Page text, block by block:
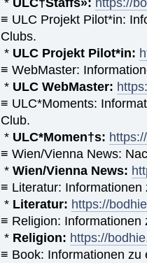
* ULC†Staffs»: https://
≡ ULC Projekt Pilot*in:
Clubs.
* ULC Projekt Pilot*in:
≡ WebMaster:
* ULC WebMaster:
≡ ULC*Moments:
Club.
* ULC*Momen†s:
≡ Wien/Vienna News:
*Wien/Vienna News:
≡ Literatur:
* Literatur: https://
≡ Religion: Informationen
* Religion: https://
≡ Book: Informationen zu